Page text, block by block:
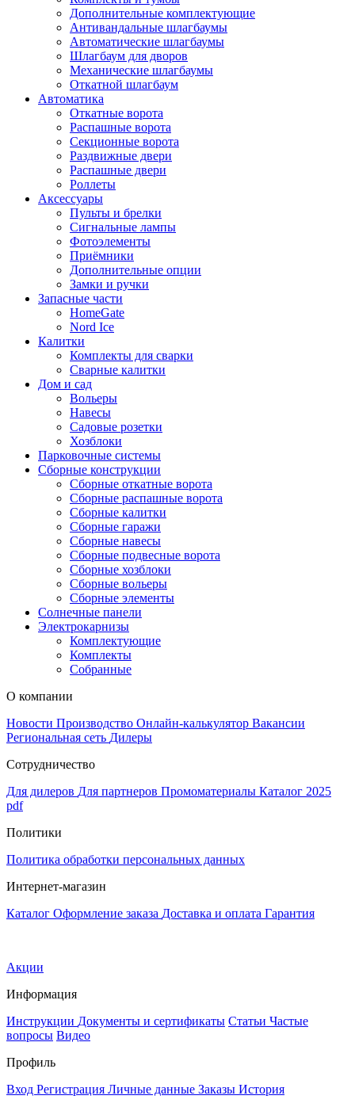
Дополнительные комплектующие
Антивандальные шлагбаумы
Автоматические шлагбаумы
Шлагбаум для дворов
Механические шлагбаумы
Откатной шлагбаум
Автоматика
Откатные ворота
Распашные ворота
Секционные ворота
Раздвижные двери
Распашные двери
Роллеты
Аксессуары
Пульты и брелки
Сигнальные лампы
Фотоэлементы
Приёмники
Дополнительные опции
Замки и ручки
Запасные части
HomeGate
Nord Ice
Калитки
Комплекты для сварки
Сварные калитки
Дом и сад
Вольеры
Навесы
Садовые розетки
Хозблоки
Парковочные системы
Сборные конструкции
Сборные откатные ворота
Сборные распашные ворота
Сборные калитки
Сборные гаражи
Сборные навесы
Сборные подвесные ворота
Сборные хозблоки
Сборные вольеры
Сборные элементы
Солнечные панели
Электрокарнизы
Комплектующие
Комплекты
Собранные
О компании
Новости Производство Онлайн-калькулятор Вакансии
Региональная сеть Дилеры
Сотрудничество
Для дилеров Для партнеров Промоматериалы Каталог 2025
pdf
Политики
Политика обработки персональных данных
Интернет-магазин
Каталог Оформление заказа Доставка и оплата Гарантия
Акции
Информация
Инструкции Документы и сертификаты Статьи Частые
вопросы Видео
Профиль
Вход Регистрация Личные данные Заказы История